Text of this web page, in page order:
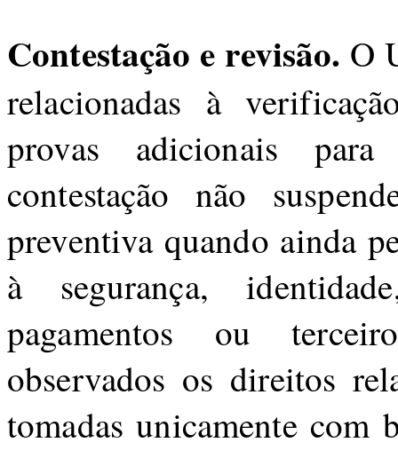
Contestação e revisão. O
relacionadas à
provas adicionais
contestação não
preventiva quando ainda
à segurança,
pagamentos ou
observados os direitos
tomadas unicamente com